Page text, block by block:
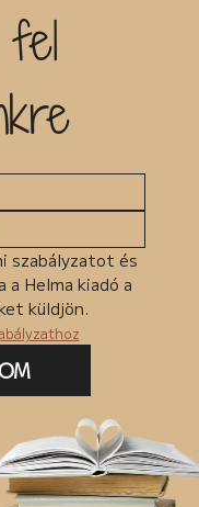
szabályzatot és
a Helma kiadó a
küldjön.